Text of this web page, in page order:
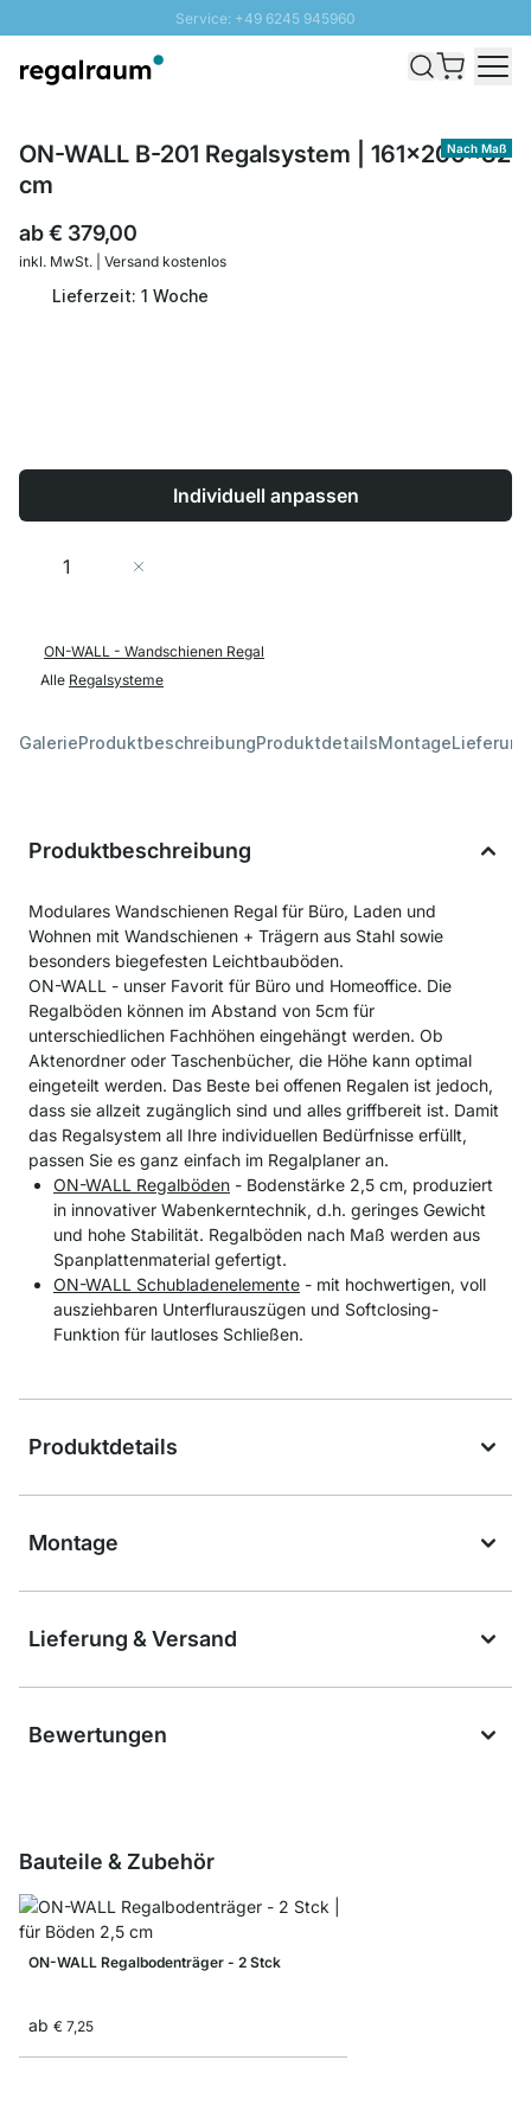
Service: +49 6245 945960
Schnelle Lieferung - Gratis Versand ab 100€
Nach Maß
ON-WALL B-201 Regalsystem | 161x200x32
cm
ab€ 379,00
inkl. MwSt. | Versand kostenlos
Lieferzeit: 1 Woche
Individuell anpassen
Menge
ON-WALL - Wandschienen Regal
Alle Regalsysteme
GalerieProduktbeschreibungProduktdetailsMontage
Produktbeschreibung
Modulares Wandschienen Regal für Büro, Laden und
Wohnen mit Wandschienen + Trägern aus Stahl sowie
besonders biegefesten Leichtbauböden.
ON-WALL - unser Favorit für Büro und Homeoffice. Die
Regalböden können im Abstand von 5cm für
unterschiedlichen Fachhöhen eingehängt werden. Ob
Aktenordner oder Taschenbücher, die Höhe kann optimal
eingeteilt werden. Das Beste bei offenen Regalen ist jedoch,
dass sie allzeit zugänglich sind und alles griffbereit ist. Damit
das Regalsystem all Ihre individuellen Bedürfnisse erfüllt,
passen Sie es ganz einfach im Regalplaner an.
ON-WALL Regalböden - Bodenstärke 2,5 cm, produziert
in innovativer Wabenkerntechnik, d.h. geringes Gewicht
und hohe Stabilität. Regalböden nach Maß werden aus
Spanplattenmaterial gefertigt.
ON-WALL Schubladenelemente - mit hochwertigen, voll
ausziehbaren Unterflurauszügen und Softclosing-
Funktion für lautloses Schließen.
Produktdetails
Montage
Lieferung & Versand
Bewertungen
Bauteile & Zubehör
ON-WALL Regalbodenträger - 2 Stck
ab € 7,25